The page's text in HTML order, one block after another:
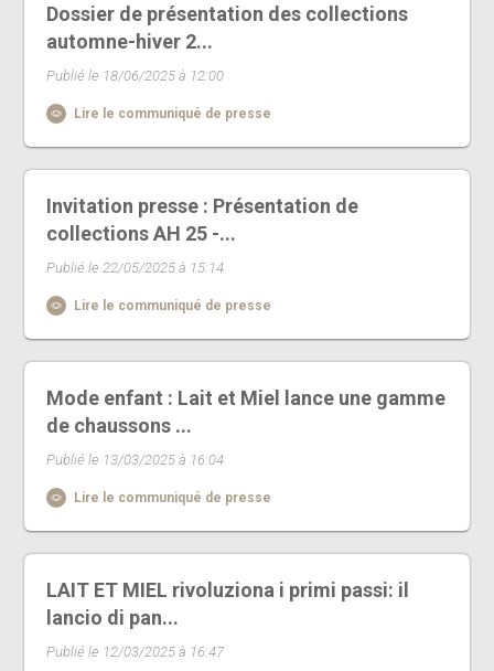
Dossier de présentation des collections
automne-hiver 2...
Publié le 18/06/2025 à 12:00
Lire le communiqué de presse
Invitation presse : Présentation de
collections AH 25 -...
Publié le 22/05/2025 à 15:14
Lire le communiqué de presse
Mode enfant : Lait et Miel lance une gamme
de chaussons ...
Publié le 13/03/2025 à 16:04
Lire le communiqué de presse
LAIT ET MIEL rivoluziona i primi passi: il
lancio di pan...
Publié le 12/03/2025 à 16:47